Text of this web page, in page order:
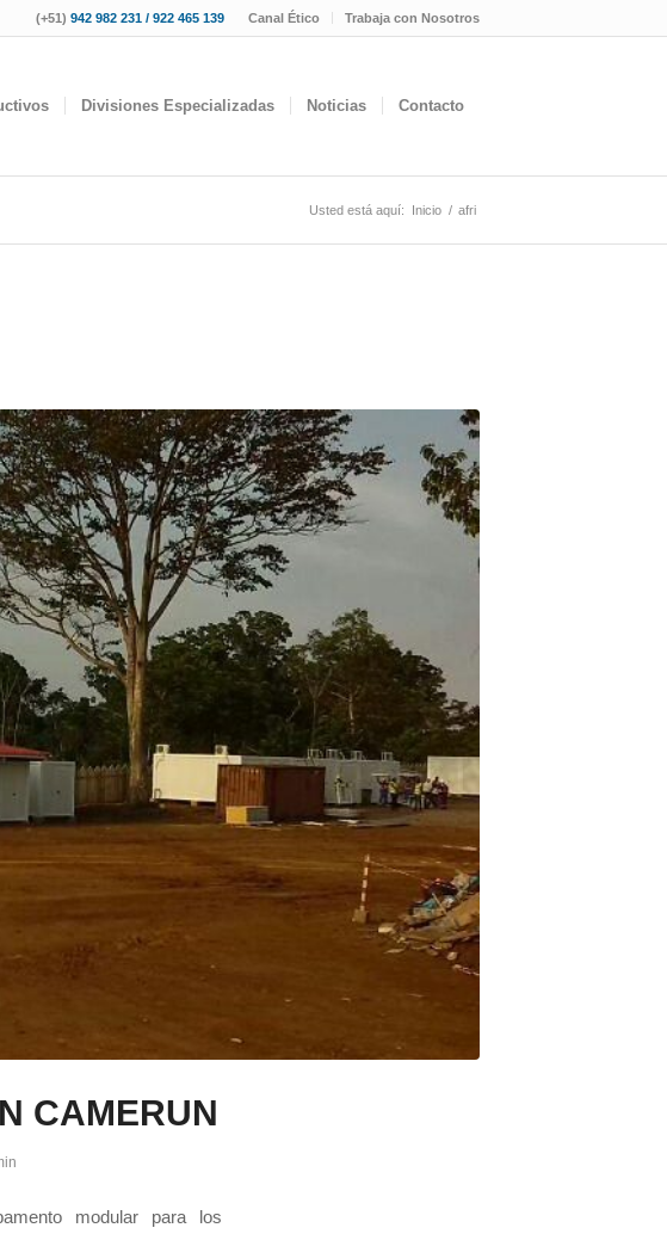
Canal Ético Trabaja con Nosotros
(+51) 942 982 231 / 922 465 139
Divisiones Especializadas Noticias Contacto
Usted está aquí: Inicio / afri
CAMERUN
modular para los